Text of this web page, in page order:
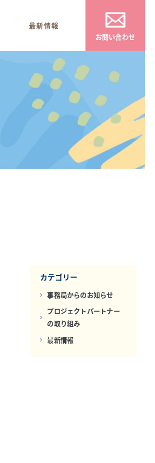
最新情報
お問い合わせ
カテゴリー
事務局からのお知らせ
プロジェクトパートナー
の取り組み
最新情報